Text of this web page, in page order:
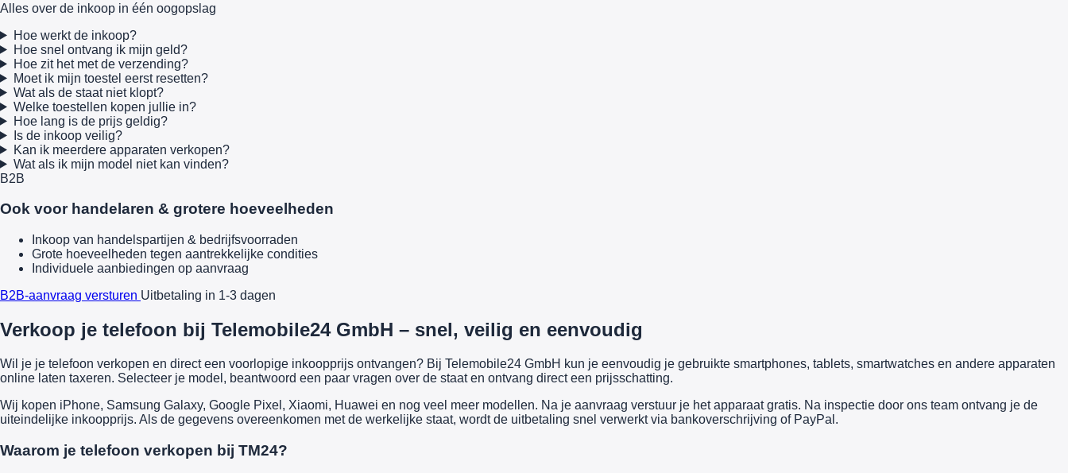
Alles over de inkoop in één oogopslag
Hoe werkt de inkoop?
Hoe snel ontvang ik mijn geld?
Hoe zit het met de verzending?
Moet ik mijn toestel eerst resetten?
Wat als de staat niet klopt?
Welke toestellen kopen jullie in?
Hoe lang is de prijs geldig?
Is de inkoop veilig?
Kan ik meerdere apparaten verkopen?
Wat als ik mijn model niet kan vinden?
B2B
Ook voor handelaren & grotere hoeveelheden
Inkoop van handelspartijen & bedrijfsvoorraden
Grote hoeveelheden tegen aantrekkelijke condities
Individuele aanbiedingen op aanvraag
B2B-aanvraag versturen Uitbetaling in 1-3 dagen
Verkoop je telefoon bij Telemobile24 GmbH – snel, veilig en eenvoudig
Wil je je telefoon verkopen en direct een voorlopige inkoopprijs ontvangen? Bij Telemobile24 GmbH kun je eenvoudig je gebruikte smartphones, tablets, smartwatches en andere apparaten
online laten taxeren. Selecteer je model, beantwoord een paar vragen over de staat en ontvang direct een prijsschatting.
Wij kopen iPhone, Samsung Galaxy, Google Pixel, Xiaomi, Huawei en nog veel meer modellen. Na je aanvraag verstuur je het apparaat gratis. Na inspectie door ons team ontvang je de
uiteindelijke inkoopprijs. Als de gegevens overeenkomen met de werkelijke staat, wordt de uitbetaling snel verwerkt via bankoverschrijving of PayPal.
Waarom je telefoon verkopen bij TM24?